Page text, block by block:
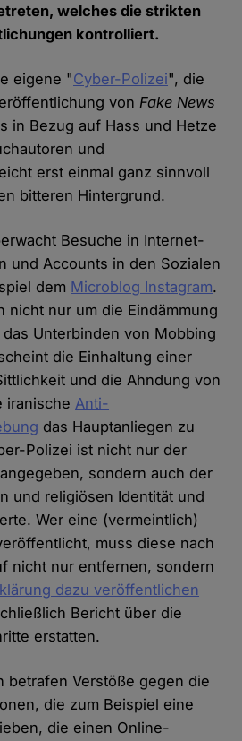
welches die strikten
kontrolliert.
eigene "Cyber-Polizei", die
vonFake News
in Bezug auf Hass und Hetze
und
erst einmal ganz sinnvoll
bitteren Hintergrund.
Besuche in Internet-
und Accounts in den Sozialen
dem Microblog Instagram.
nicht nur um die Eindämmung
das Unterbinden von Mobbing
die Einhaltung einer
und die Ahndung von
iranischeAnti-
das Hauptanliegen zu
Polizei ist nicht nur der
angegeben, sondern auch der
und religiösen Identität und
Wer eine (vermeintlich)
muss diese nach
nicht nur entfernen, sondern
dazu veröffentlichen
Bericht über die
erstatten.
betrafen Verstöße gegen die
die zum Beispiel eine
die einen Online-